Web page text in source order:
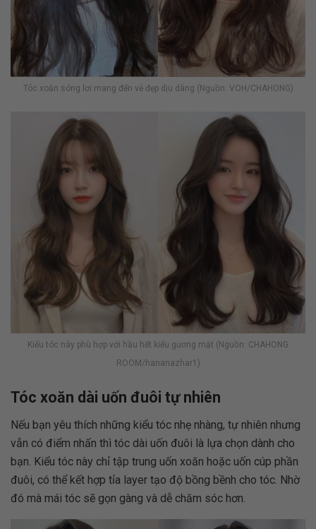
Tóc xoăn sóng lơi mang đến vẻ đẹp dịu dàng (Nguồn: VOH/CHAHONG)
Kiểu tóc này phù hợp với hầu hết kiểu gương mặt (Nguồn: CHAHONG
ROOM/hananazhar1)
Tóc xoăn dài uốn đuôi tự nhiên
Nếu bạn yêu thích những kiểu tóc nhẹ nhàng, tự nhiên nhưng
vẫn có điểm nhấn thì tóc dài uốn đuôi là lựa chọn dành cho
bạn. Kiểu tóc này chỉ tập trung uốn xoăn hoặc uốn cúp phần
đuôi, có thể kết hợp tỉa layer tạo độ bồng bềnh cho tóc. Nhờ
đó mà mái tóc sẽ gọn gàng và dễ chăm sóc hơn.